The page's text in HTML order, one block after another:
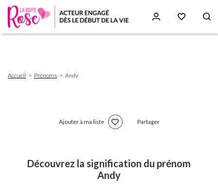
d'Ariane
Accueil Prénoms Andy
Ajouter à ma liste Partager
Découvrez la signification du prénom
Andy